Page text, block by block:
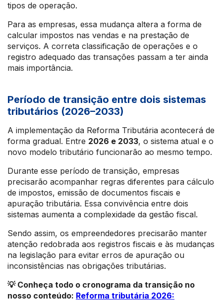
tipos de operação.
Para as empresas, essa mudança altera a forma de
calcular impostos nas vendas e na prestação de
serviços. A correta classificação de operações e o
registro adequado das transações passam a ter ainda
mais importância.
Período de transição entre dois sistemas
tributários (2026–2033)
A implementação da Reforma Tributária acontecerá de
forma gradual. Entre 2026 e 2033, o sistema atual e o
novo modelo tributário funcionarão ao mesmo tempo.
Durante esse período de transição, empresas
precisarão acompanhar regras diferentes para cálculo
de impostos, emissão de documentos fiscais e
apuração tributária. Essa convivência entre dois
sistemas aumenta a complexidade da gestão fiscal.
Sendo assim, os empreendedores precisarão manter
atenção redobrada aos registros fiscais e às mudanças
na legislação para evitar erros de apuração ou
inconsistências nas obrigações tributárias.
💡 Conheça todo o cronograma da transição no
nosso conteúdo: Reforma tributária 2026: